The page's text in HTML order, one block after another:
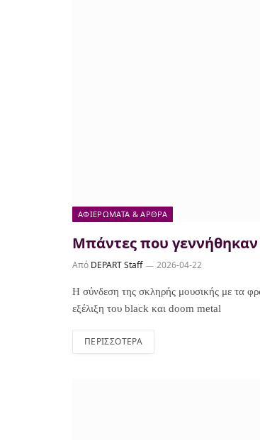
ΑΦΙΕΡΏΜΑΤΑ & ΆΡΘΡΑ
Μπάντες που
Από DEPART Staff 2026-04-22
Η σύνδεση της σκληρής μουσικής με τα
εξέλιξη του black και doom metal
ΠΕΡΙΣΣΌΤΕΡΑ